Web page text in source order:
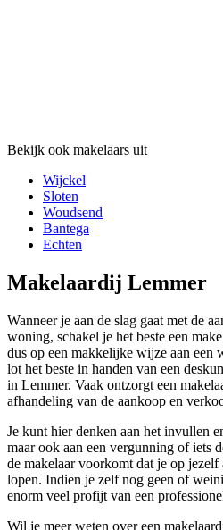
Bekijk ook makelaars uit
Wijckel
Sloten
Woudsend
Bantega
Echten
Makelaardij Lemmer
Wanneer je aan de slag gaat met de
woning, schakel je het beste een
dus op een makkelijke wijze aan een
lot het beste in handen van een
in Lemmer. Vaak ontzorgt een
afhandeling van de aankoop en
Je kunt hier denken aan het invullen
maar ook aan een vergunning of iets
de makelaar voorkomt dat je op jezelf
lopen. Indien je zelf nog geen of
enorm veel profijt van een
Wil je meer weten over een